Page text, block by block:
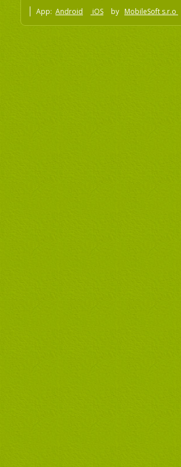
App: Android iOS by MobileSoft s.r.o